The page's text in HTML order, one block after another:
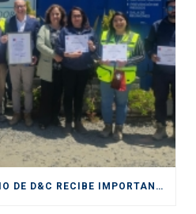
TERMINAL SAN ANTONIO DE D&C RECIBE IMPORTANTE CERTIFICACIÓN DE SENDA COMO “ESPACIO PREVENTIVO”